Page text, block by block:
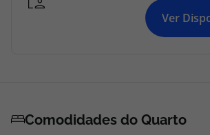
Ver
Comodidades do Quarto